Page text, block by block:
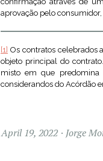
aprovação pelo
[1] Os contratos celebrados
objeto principal do
misto em que predomina
considerandos do Acórdão
April 19, 2022 Jorge